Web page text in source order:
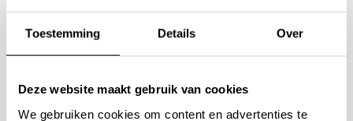
Toestemming Details Over
Deze website maakt gebruik van cookies
We gebruiken cookies om content en advertenties te
Mogelijkheden
bespreken?
Wilt u ook iedere dag genieten van een luxe badkamer?